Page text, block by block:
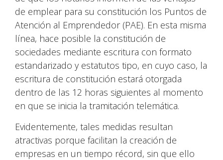
de emplear para su constitución los Puntos de
Atención al Emprendedor (PAE). En esta misma
línea, hace posible la constitución de
sociedades mediante escritura con formato
estandarizado y estatutos tipo, en cuyo caso, la
escritura de constitución estará otorgada
dentro de las 12 horas siguientes al momento
en que se inicia la tramitación telemática.
Evidentemente, tales medidas resultan
atractivas porque facilitan la creación de
empresas en un tiempo récord, sin que ello